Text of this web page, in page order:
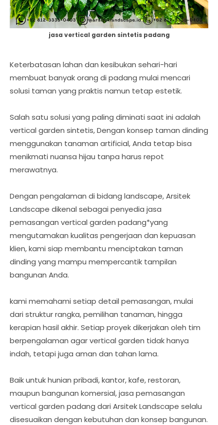
jasa vertical garden sintetis padang
Keterbatasan lahan dan kesibukan sehari-hari
membuat banyak orang di padang mulai mencari
solusi taman yang praktis namun tetap estetik.
Salah satu solusi yang paling diminati saat ini adalah
vertical garden sintetis, Dengan konsep taman dinding
menggunakan tanaman artificial, Anda tetap bisa
menikmati nuansa hijau tanpa harus repot
merawatnya.
Dengan pengalaman di bidang landscape, Arsitek
Landscape dikenal sebagai penyedia jasa
pemasangan vertical garden padang*yang
mengutamakan kualitas pengerjaan dan kepuasan
klien, kami siap membantu menciptakan taman
dinding yang mampu mempercantik tampilan
bangunan Anda.
kami memahami setiap detail pemasangan, mulai
dari struktur rangka, pemilihan tanaman, hingga
kerapian hasil akhir. Setiap proyek dikerjakan oleh tim
berpengalaman agar vertical garden tidak hanya
indah, tetapi juga aman dan tahan lama.
Baik untuk hunian pribadi, kantor, kafe, restoran,
maupun bangunan komersial, jasa pemasangan
vertical garden padang dari Arsitek Landscape selalu
disesuaikan dengan kebutuhan dan konsep bangunan.